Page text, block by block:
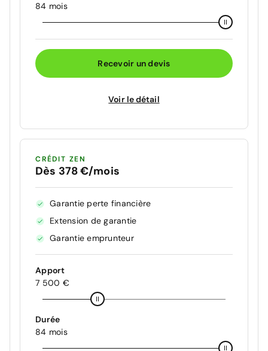
84 mois
Recevoir un devis
Voir le détail
CRÉDIT ZEN
Dès 378 €/mois
Garantie perte financière
Extension de garantie
Garantie emprunteur
Apport
7 500 €
Durée
84 mois